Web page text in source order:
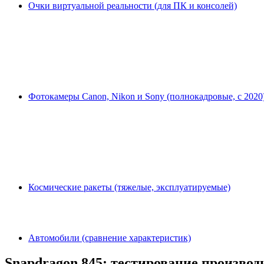
Очки виртуальной реальности (для ПК и консолей)
Фотокамеры Canon, Nikon и Sony (полнокадровые, с
Космические ракеты (тяжелые, эксплуатируемые)
Автомобили (сравнение характеристик)